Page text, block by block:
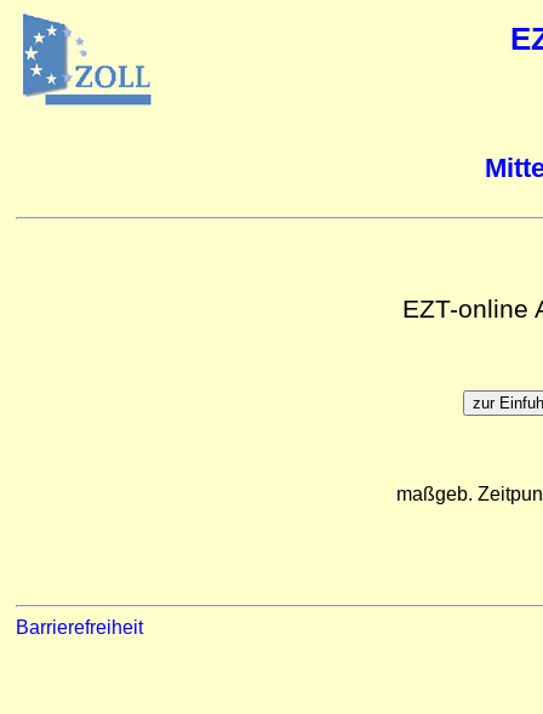
EZT-online
maßgeb.
Barrierefreiheit